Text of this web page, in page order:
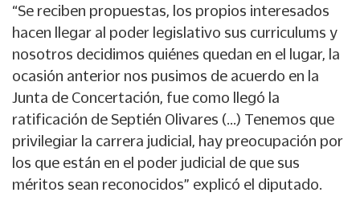
“Se reciben propuestas, los propios interesados
hacen llegar al poder legislativo sus curriculums y
nosotros decidimos quiénes quedan en el lugar, la
ocasión anterior nos pusimos de acuerdo en la
Junta de Concertación, fue como llegó la
ratificación de Septién Olivares (…) Tenemos que
privilegiar la carrera judicial, hay preocupación por
los que están en el poder judicial de que sus
méritos sean reconocidos” explicó el diputado.